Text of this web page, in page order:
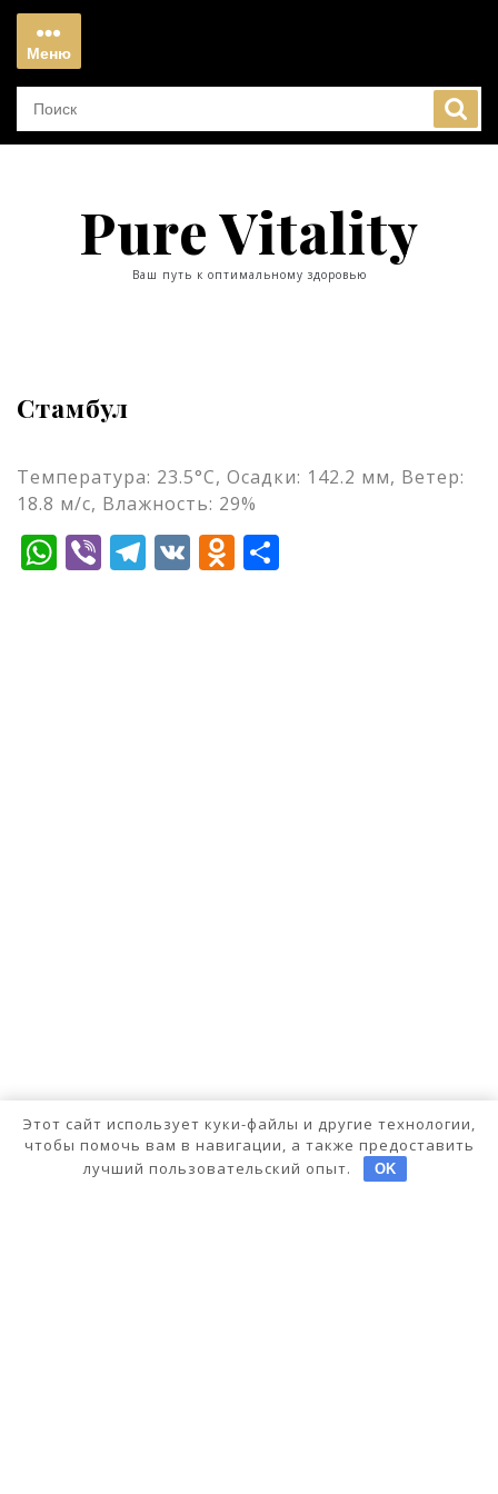
Перейти
содержимому
Меню
Меню
Pure Vitality
Ваш путь к оптимальному здоровью
Стамбул
Температура: 23.5°C, Осадки: 142.2 мм, Ветер:
18.8 м/с, Влажность: 29%
WhatsApp
ViberTelegram
VKOdnoklassniki
Этот сайт использует куки-файлы и другие технологии,
чтобы помочь вам в навигации, а также предоставить
лучший пользовательский опыт.
OK